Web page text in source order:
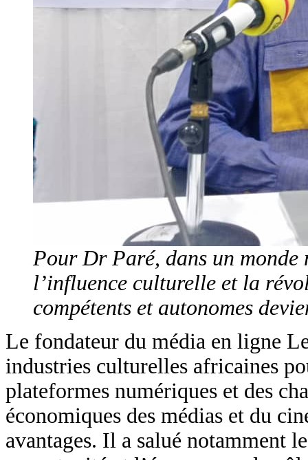
Pour Dr Paré, dans un
l’influence culturelle et la
compétents et autonomes
Le fondateur du média en ligne
industries culturelles africaines
plateformes numériques et des
économiques des médias et du
avantages. Il a salué notamment